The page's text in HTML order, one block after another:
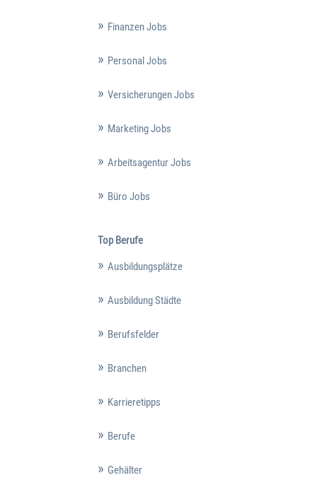
Finanzen Jobs
Personal Jobs
Versicherungen Jobs
Marketing Jobs
Arbeitsagentur Jobs
Büro Jobs
Top Berufe
Ausbildungsplätze
Ausbildung Städte
Berufsfelder
Branchen
Karrieretipps
Berufe
Gehälter